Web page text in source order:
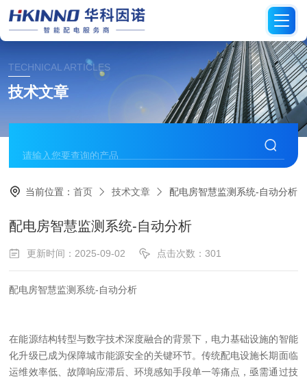
TECHNICAL ARTICLES
技术文章
当前位置：首页 技术文章 配电房智慧监测系统-自动分析
配电房智慧监测系统-自动分析
更新时间：2025-09-02 点击次数：301
配电房智慧监测系统-自动分析
在能源结构转型与数字技术深度融合的背景下，电力基础设施的智能
化升级已成为保障城市能源安全的关键环节。传统配电设施长期面临
运维效率低、故障响应滞后、环境感知手段单一等痛点，亟需通过技